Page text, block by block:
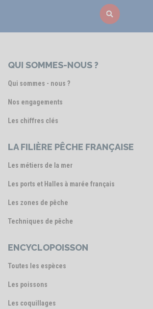
QUI SOMMES-NOUS ?
Qui sommes - nous ?
Nos engagements
Les chiffres clés
LA FILIÈRE PÊCHE FRANÇAISE
Les métiers de la mer
Les ports et Halles à marée français
Les zones de pêche
Techniques de pêche
ENCYCLOPOISSON
Toutes les espèces
Les poissons
Les coquillages